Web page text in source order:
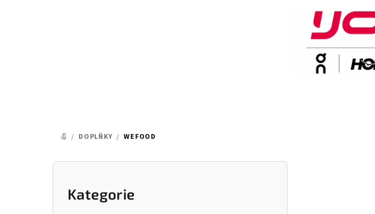
DOMŮ
/ DOPLŇKY / WEFOOD
P
Přeskočit
kategorie
Kategorie